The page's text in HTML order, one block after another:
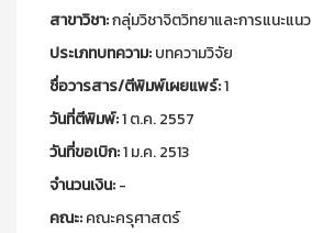
สาขาวิชา:กลุ่มวิชาจิตวิทยาและการแนะแนว
ประเภทบทความ:บทความวิจัย
ชื่อวารสาร/ตีพิมพ์เผยแพร์:1
วันที่ตีพิมพ์:1 ต.ค. 2557
วันที่ขอเบิก:1 ม.ค. 2513
จำนวนเงิน:-
คณะ:คณะครุศาสตร์